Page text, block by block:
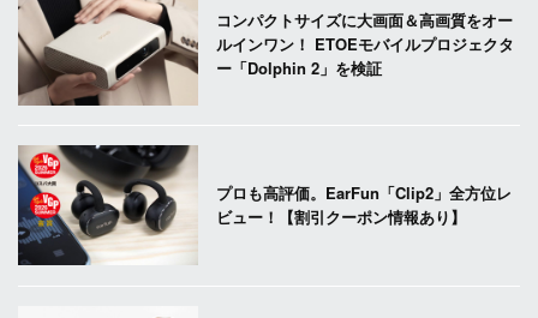
コンパクトサイズに大画面＆高画質をオー
ルインワン！ ETOEモバイルプロジェクタ
ー「Dolphin 2」を検証
プロも高評価。EarFun「Clip2」全方位レ
ビュー！【割引クーポン情報あり】